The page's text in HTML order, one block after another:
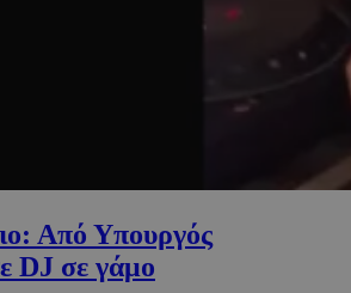
Από Υπουργός
DJ σε γάμο